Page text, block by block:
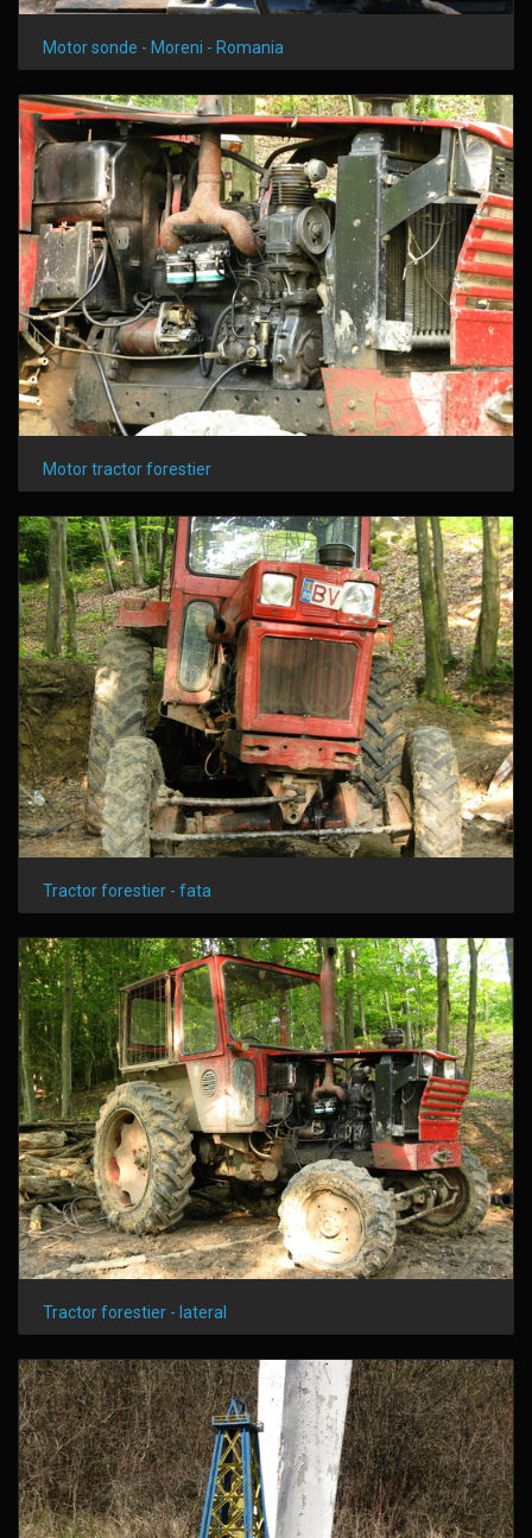
Motor sonde - Moreni - Romania
Motor tractor forestier
Tractor forestier - fata
Tractor forestier - lateral